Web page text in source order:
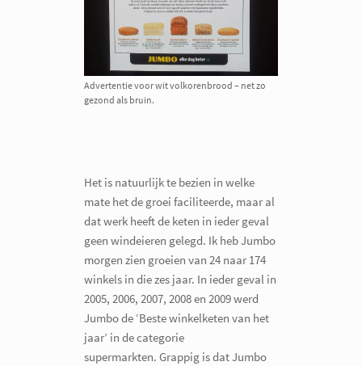
Advertentie voor wit volkorenbrood – net zo
gezond als bruin.
Het is natuurlijk te bezien in welke
mate het de groei faciliteerde, maar al
dat werk heeft de keten in ieder geval
geen windeieren gelegd. Ik heb Jumbo
morgen zien groeien van 24 naar 174
winkels in die zes jaar. In ieder geval in
2005, 2006, 2007, 2008 en 2009 werd
Jumbo de ‘Beste winkelketen van het
jaar’ in de categorie
supermarkten. Grappig is dat Jumbo